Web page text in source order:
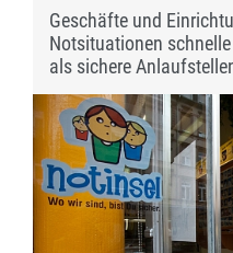
Geschäfte und
Notsituationen
als sichere